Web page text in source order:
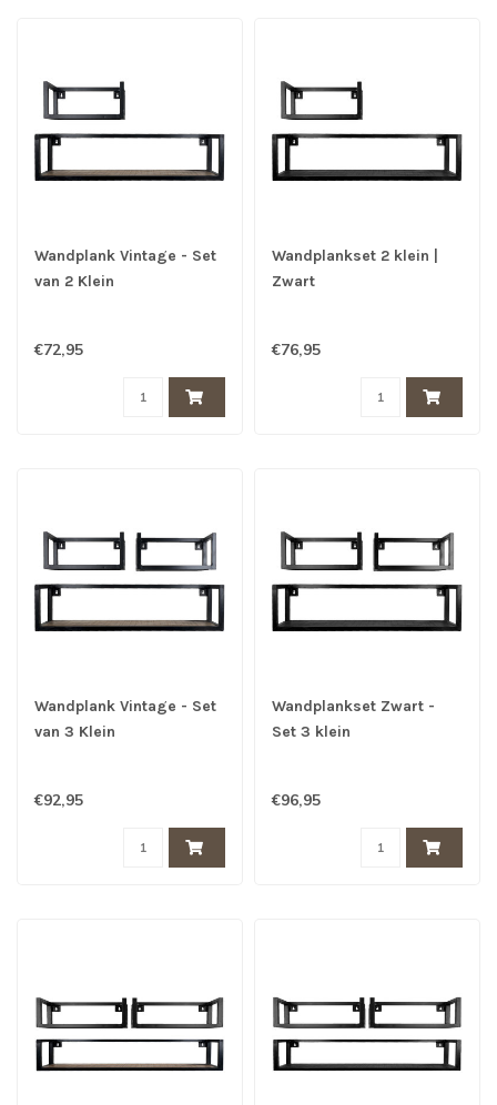
Wandplank Vintage - Set
van 2 Klein
€72,95
Wandplankset 2 klein |
Zwart
€76,95
Wandplank Vintage - Set
van 3 Klein
€92,95
Wandplankset Zwart -
Set 3 klein
€96,95